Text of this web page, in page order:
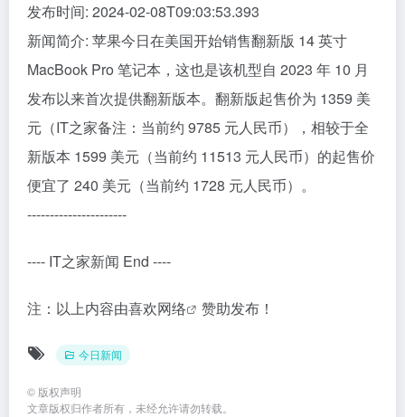
发布时间: 2024-02-08T09:03:53.393
新闻简介: 苹果今日在美国开始销售翻新版 14 英寸
MacBook Pro 笔记本，这也是该机型自 2023 年 10 月
发布以来首次提供翻新版本。翻新版起售价为 1359 美
元（IT之家备注：当前约 9785 元人民币），相较于全
新版本 1599 美元（当前约 11513 元人民币）的起售价
便宜了 240 美元（当前约 1728 元人民币）。
----------------------
---- IT之家新闻 End ----
注：以上内容由喜欢网络 赞助发布！
今日新闻
© 版权声明
文章版权归作者所有，未经允许请勿转载。